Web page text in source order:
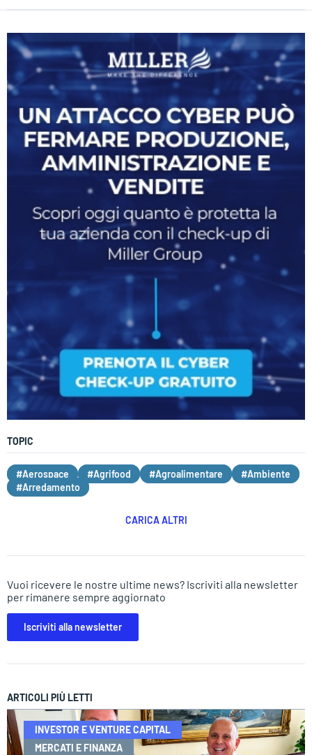
TOPIC
#Aerospace #Agrifood #Agroalimentare
#Ambiente
#Arredamento
CARICA ALTRI
Vuoi ricevere le nostre ultime news? Iscriviti alla newsletter
per rimanere sempre aggiornato
Iscriviti alla newsletter
ARTICOLI PIÙ LETTI
INVESTOR E VENTURE CAPITAL
MERCATI E FINANZA